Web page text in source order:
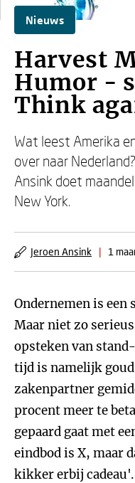
Nieuws
Harvest
Humor -
Think
Wat leest Amerika
over naar
Ansink doet
New York.
Jeroen Ansink | 1
Ondernemen is een
Maar niet zo
opsteken van
tijd is namelijk
zakenpartner
procent meer te
gepaard gaat met
eindbod is X, maar
kikker erbij cadeau'.